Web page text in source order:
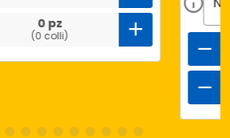
0 pz
(0 colli)